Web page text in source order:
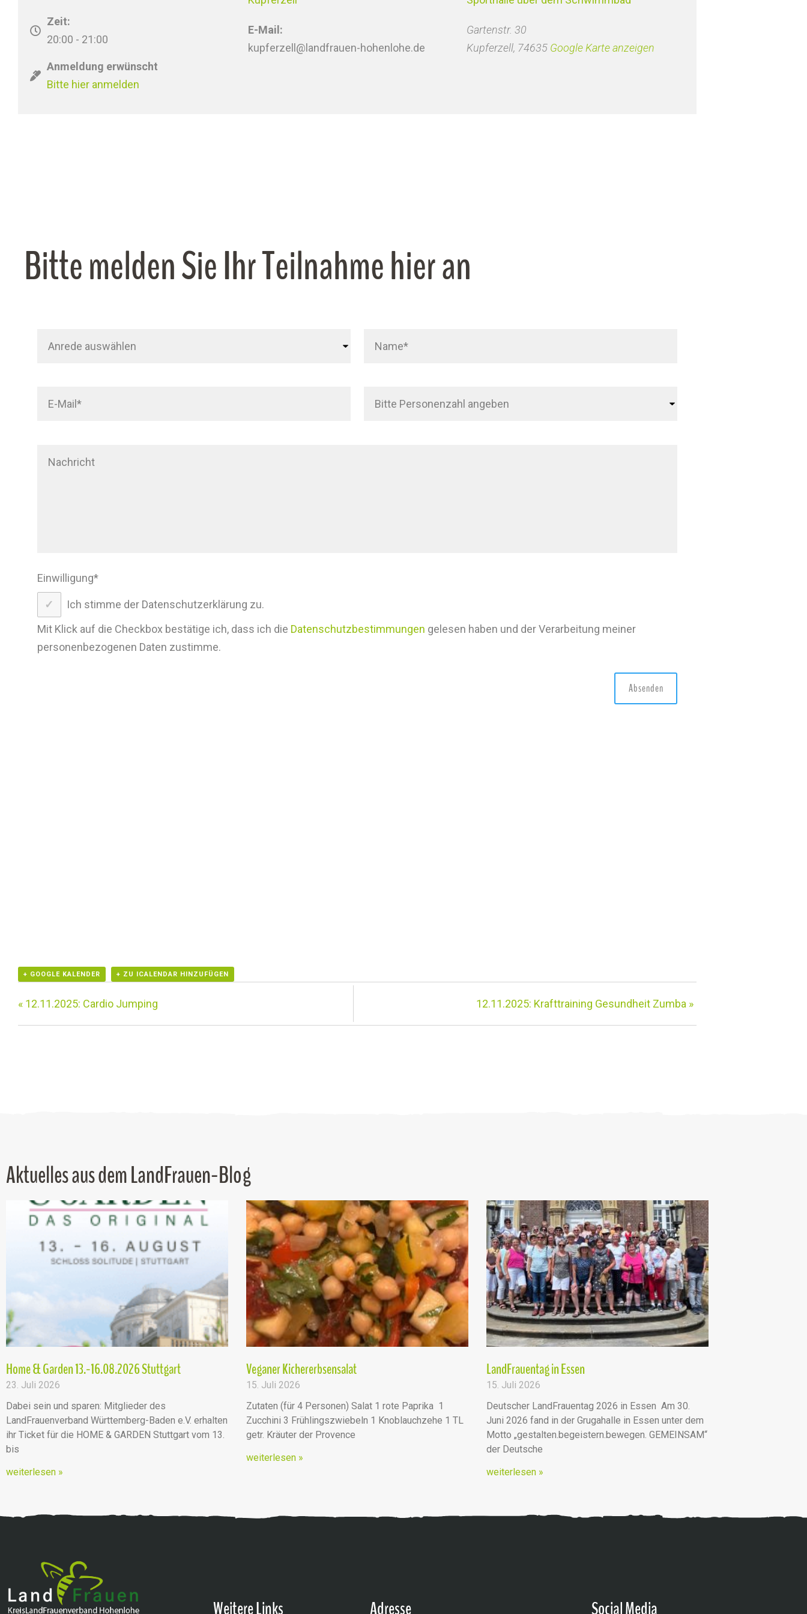
Zeit:
20:00 - 21:00
Anmeldung erwünscht
Bitte hier anmelden
E-Mail:
kupferzell@landfrauen-hohenlohe.de
Gartenstr. 30
Kupferzell, 74635 Google Karte anzeigen
Bitte melden Sie Ihr Teilnahme hier an
Einwilligung*
Ich stimme der Datenschutzerklärung zu.
Mit Klick auf die Checkbox bestätige ich, dass ich die Datenschutzbestimmungen gelesen haben und der Verarbeitung meiner
personenbezogenen Daten zustimme.
+ GOOGLE KALENDER + ZU ICALENDAR HINZUFÜGEN
« 12.11.2025: Cardio Jumping 12.11.2025: Krafttraining Gesundheit Zumba »
Aktuelles aus dem LandFrauen-Blog
Home & Garden 13.-16.08.2026 Stuttgart
23. Juli 2026
Dabei sein und sparen: Mitglieder des
LandFrauenverband Württemberg-Baden e.V. erhalten
ihr Ticket für die HOME & GARDEN Stuttgart vom 13.
bis
weiterlesen »
Veganer Kichererbsensalat
15. Juli 2026
Zutaten (für 4 Personen) Salat 1 rote Paprika 1
Zucchini 3 Frühlingszwiebeln 1 Knoblauchzehe 1 TL
getr. Kräuter der Provence
weiterlesen »
LandFrauentag in Essen
15. Juli 2026
Deutscher LandFrauentag 2026 in Essen Am 30.
Juni 2026 fand in der Grugahalle in Essen unter dem
Motto „gestalten.begeistern.bewegen. GEMEINSAM“
der Deutsche
weiterlesen »
Weitere Links Adresse Social Media